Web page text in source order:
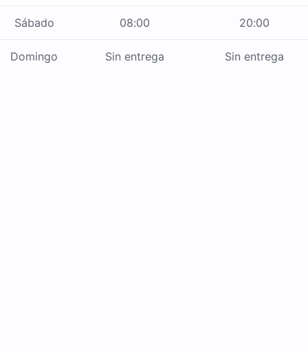
Sábado 08:00 20:00
Domingo Sin entrega Sin entrega